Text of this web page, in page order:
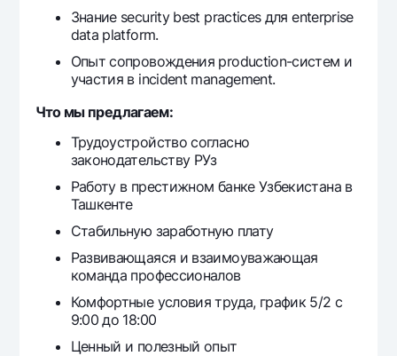
Знание security best practices для enterprise
data platform.
Опыт сопровождения production-систем и
участия в incident management.
Что мы предлагаем:
Трудоустройство согласно
законодательству РУз
Работу в престижном банке Узбекистана в
Ташкенте
Стабильную заработную плату
Развивающаяся и взаимоуважающая
команда профессионалов
Комфортные условия труда, график 5/2 с
9:00 до 18:00
Ценный и полезный опыт